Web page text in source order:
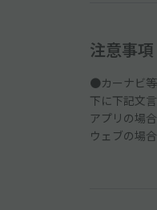
注意事項
●カーナビ
下に下記文
アプリの場
ウェブの場